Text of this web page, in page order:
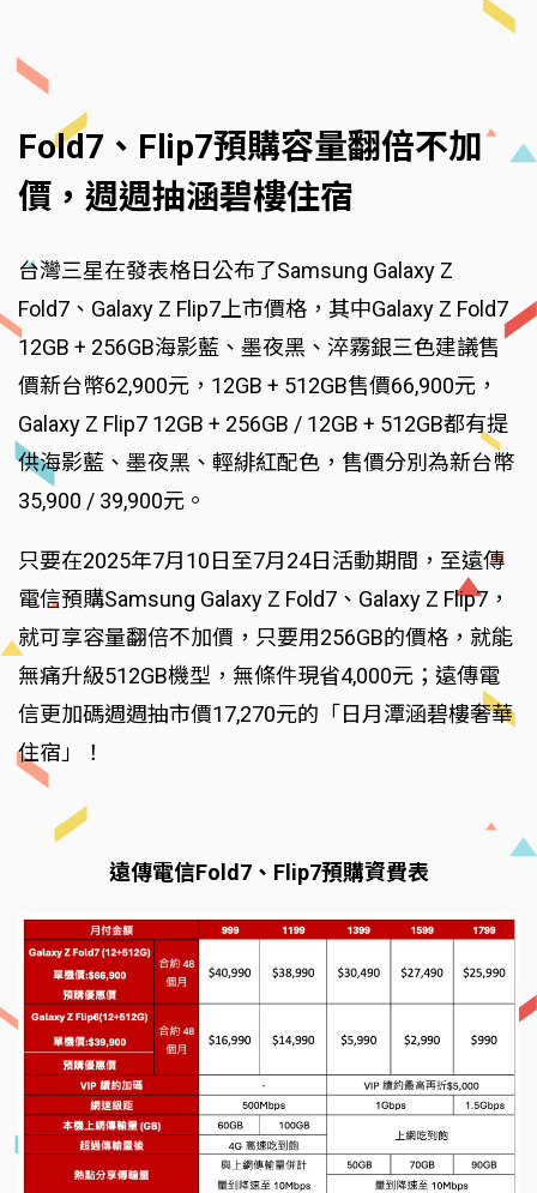
Fold7、Flip7預購容量翻倍不加
價，週週抽涵碧樓住宿
台灣三星在發表格日公布了Samsung Galaxy Z
Fold7、Galaxy Z Flip7上市價格，其中Galaxy Z Fold7
12GB + 256GB海影藍、墨夜黑、淬霧銀三色建議售
價新台幣62,900元，12GB + 512GB售價66,900元，
Galaxy Z Flip7 12GB + 256GB / 12GB + 512GB都有提
供海影藍、墨夜黑、輕緋紅配色，售價分別為新台幣
35,900 / 39,900元。
只要在2025年7月10日至7月24日活動期間，至遠傳
電信預購Samsung Galaxy Z Fold7、Galaxy Z Flip7，
就可享容量翻倍不加價，只要用256GB的價格，就能
無痛升級512GB機型，無條件現省4,000元；遠傳電
信更加碼週週抽市價17,270元的「日月潭涵碧樓奢華
住宿」！
遠傳電信Fold7、Flip7預購資費表